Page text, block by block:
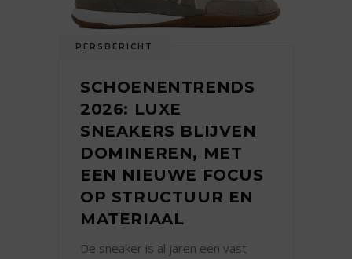
PERSBERICHT
SCHOENENTRENDS
2026: LUXE
SNEAKERS BLIJVEN
DOMINEREN, MET
EEN NIEUWE FOCUS
OP STRUCTUUR EN
MATERIAAL
De sneaker is al jaren een vast